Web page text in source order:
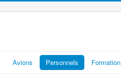
Avions Personnels Formation